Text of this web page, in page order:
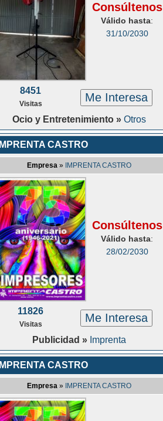
Consúltenos
Válido hasta:
31/10/2030
8451
Visitas Me Interesa
Ocio y Entretenimiento » Otros
IMPRENTA CASTRO
Empresa » IMPRENTA CASTRO
Consúltenos
Válido hasta:
28/02/2030
11826
Visitas Me Interesa
Publicidad » Imprenta
IMPRENTA CASTRO
Empresa » IMPRENTA CASTRO